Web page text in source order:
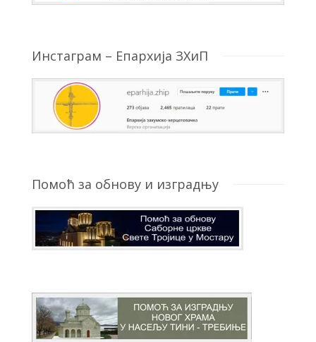
Инстаграм – Епархија ЗХиП
Помоћ за обнову и изградњу